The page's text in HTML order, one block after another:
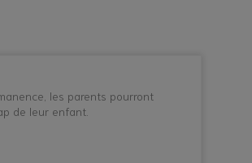
les parents pourront
de leur enfant.